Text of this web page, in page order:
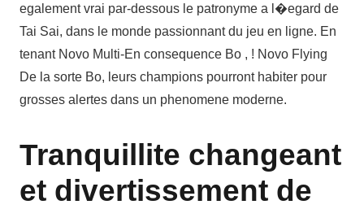
egalement vrai par-dessous le patronyme a l�egard de
Tai Sai, dans le monde passionnant du jeu en ligne. En
tenant Novo Multi-En consequence Bo , ! Novo Flying
De la sorte Bo, leurs champions pourront habiter pour
grosses alertes dans un phenomene moderne.
Tranquillite changeant
et divertissement de